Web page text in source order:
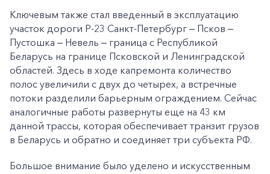
Ключевым также стал введенный в эксплуатацию
участок дороги Р-23 Санкт-Петербург ‒ Псков ‒
Пустошка ‒ Невель ‒ граница с Республикой
Беларусь на границе Псковской и Ленинградской
областей. Здесь в ходе капремонта количество
полос увеличили с двух до четырех, а встречные
потоки разделили барьерным ограждением. Сейчас
аналогичные работы развернуты еще на 43 км
данной трассы, которая обеспечивает транзит грузов
в Беларусь и обратно и соединяет три субъекта РФ.
Большое внимание было уделено и искусственным